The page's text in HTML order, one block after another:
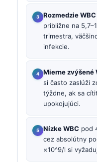
Rozmedzie
približne na
trimestra,
infekcie.
Mierne zvýšené
si často zaslúži
týždne, ak sa
upokojujúci.
Nízke WBC pod
cez absolútny
×10^9/l si